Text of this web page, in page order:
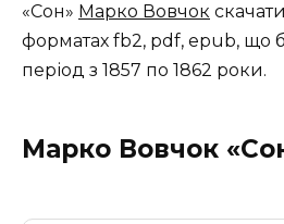
«Сон» Марко Вовчок
форматах fb2, pdf, epub, що
період з 1857 по 1862 роки.
Марко Вовчок